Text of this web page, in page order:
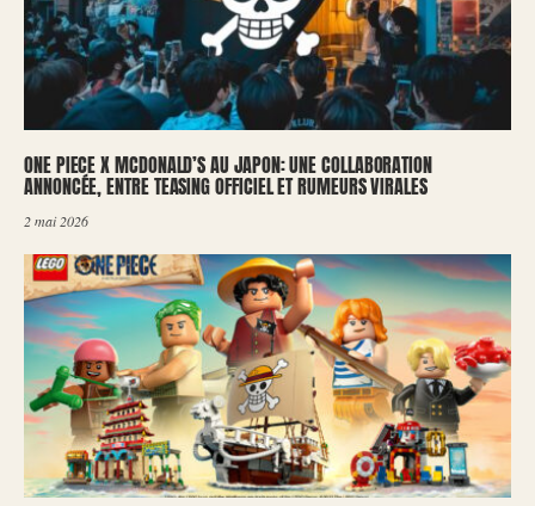
ONE PIECE X MCDONALD’S AU JAPON: UNE COLLABORATION
ANNONCÉE, ENTRE TEASING OFFICIEL ET RUMEURS VIRALES
2 mai 2026